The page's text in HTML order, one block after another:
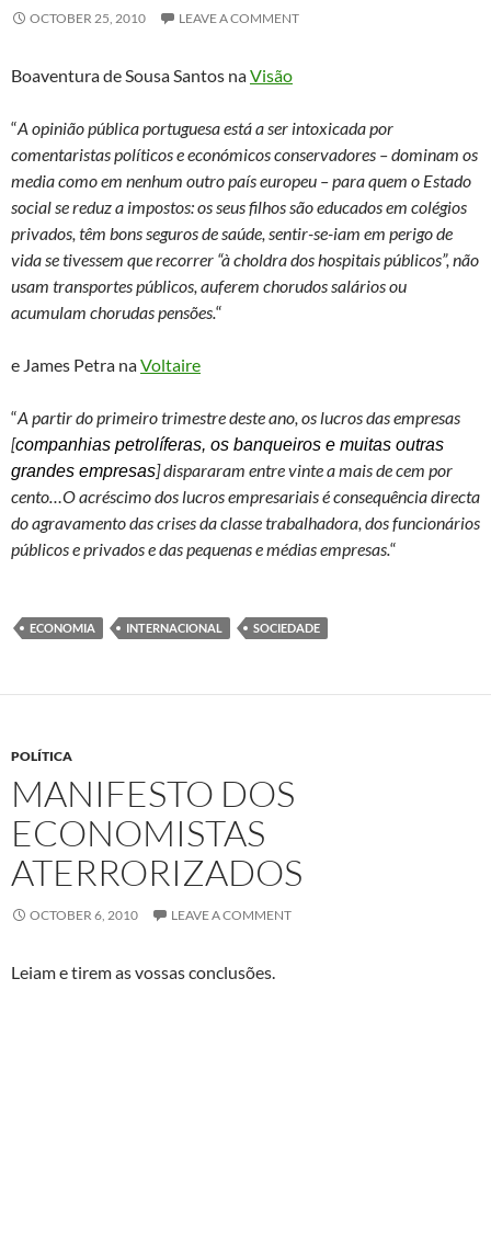
OCTOBER 25, 2010 LEAVE A COMMENT
Boaventura de Sousa Santos naVisão
“A opinião pública portuguesa está a ser intoxicada por
comentaristas políticos e económicos conservadores – dominam os
media como em nenhum outro país europeu – para quem o Estado
social se reduz a impostos: os seus filhos são educados em colégios
privados, têm bons seguros de saúde, sentir-se-iam em perigo de
vida se tivessem que recorrer “à choldra dos hospitais públicos”, não
usam transportes públicos, auferem chorudos salários ou
acumulam chorudas pensões.“
e James Petra naVoltaire
“A partir do primeiro trimestre deste ano, os lucros das empresas
[companhias petrolíferas, os banqueiros e muitas outras
grandes empresas] dispararam entre vinte a mais de cem por
cento…O acréscimo dos lucros empresariais é consequência directa
do agravamento das crises da classe trabalhadora, dos funcionários
públicos e privados e das pequenas e médias empresas.“
ECONOMIA INTERNACIONAL SOCIEDADE
POLÍTICA
MANIFESTO DOS
ECONOMISTAS
ATERRORIZADOS
OCTOBER 6, 2010 LEAVE A COMMENT
Leiam e tirem as vossas conclusões.